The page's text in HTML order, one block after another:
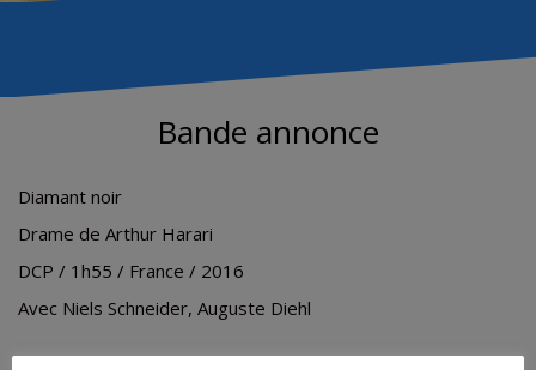
Bande annonce
Diamant noir
Drame de Arthur Harari
DCP / 1h55 / France / 2016
Avec Niels Schneider, Auguste Diehl